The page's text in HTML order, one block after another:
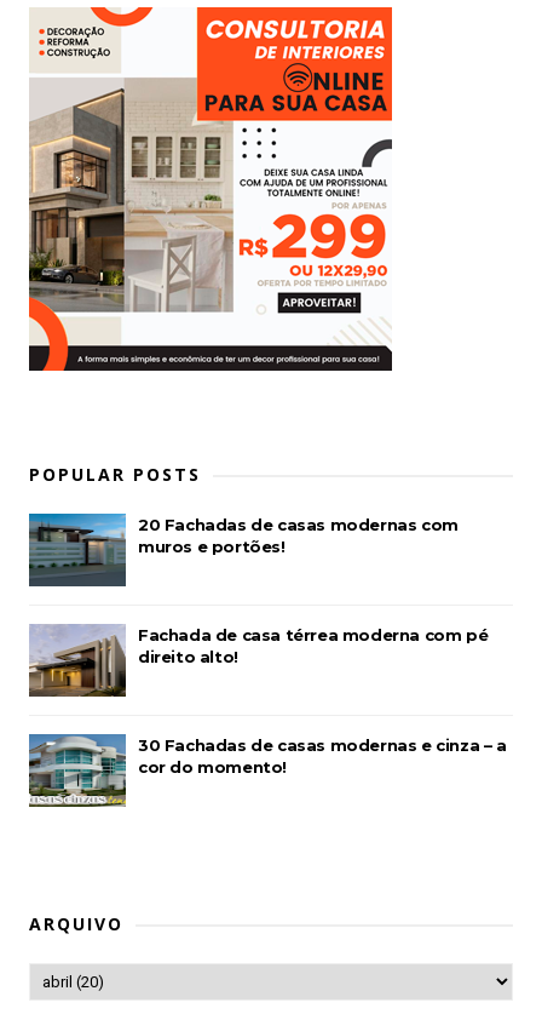
POPULAR POSTS
20 Fachadas de casas modernas com
muros e portões!
Fachada de casa térrea moderna com pé
direito alto!
30 Fachadas de casas modernas e cinza – a
cor do momento!
ARQUIVO